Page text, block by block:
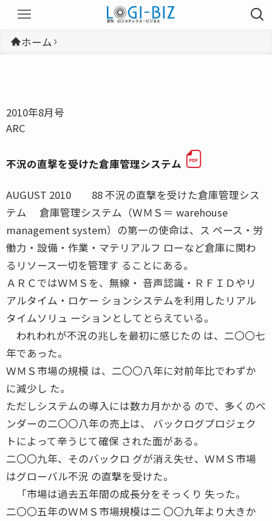
ホーム
2010年8月号
ARC
不況の直撃を受けた倉庫管理システム
AUGUST 2010 88 不況の直撃を受けた倉庫管理シス
テム 倉庫管理システム（ＷＭＳ＝ warehouse
management system）の第一の使命は、ス ペース・労
働力・設備・作業・マテリアルフ ローなど倉庫に関わ
るリソース一切を管理す ることにある。
ＡＲＣではＷＭＳを、無線・ 音声認識・ＲＦＩＤやリ
アルタイム・ロケー ションシステムを利用したリアル
タイムソリュ ーションとしてとらえている。
われわれが不況の兆しを最初に感じたの は、二〇〇七
年であった。
ＷＭＳ市場の規模 は、二〇〇八年に対前年比でわずか
に減少し た。
ただしシステムの導入には数カ月かかる ので、多くのベ
ンダーの二〇〇八年の売上は、 バックログプロジェク
トによって辛うじて確保 された面がある。
二〇〇九年、そのバックロ グが消え失せ、ＷＭＳ市場
はグローバル不況 の直撃を受けた。
「市場は過去五年間の成長分をそっくり 失った。
二〇〇五年のＷＭＳ市場規模は二 〇〇九年より大きか